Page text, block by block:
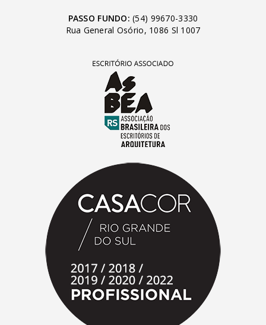
PASSO FUNDO: (54) 99670-3330
Rua General Osório, 1086 Sl 1007